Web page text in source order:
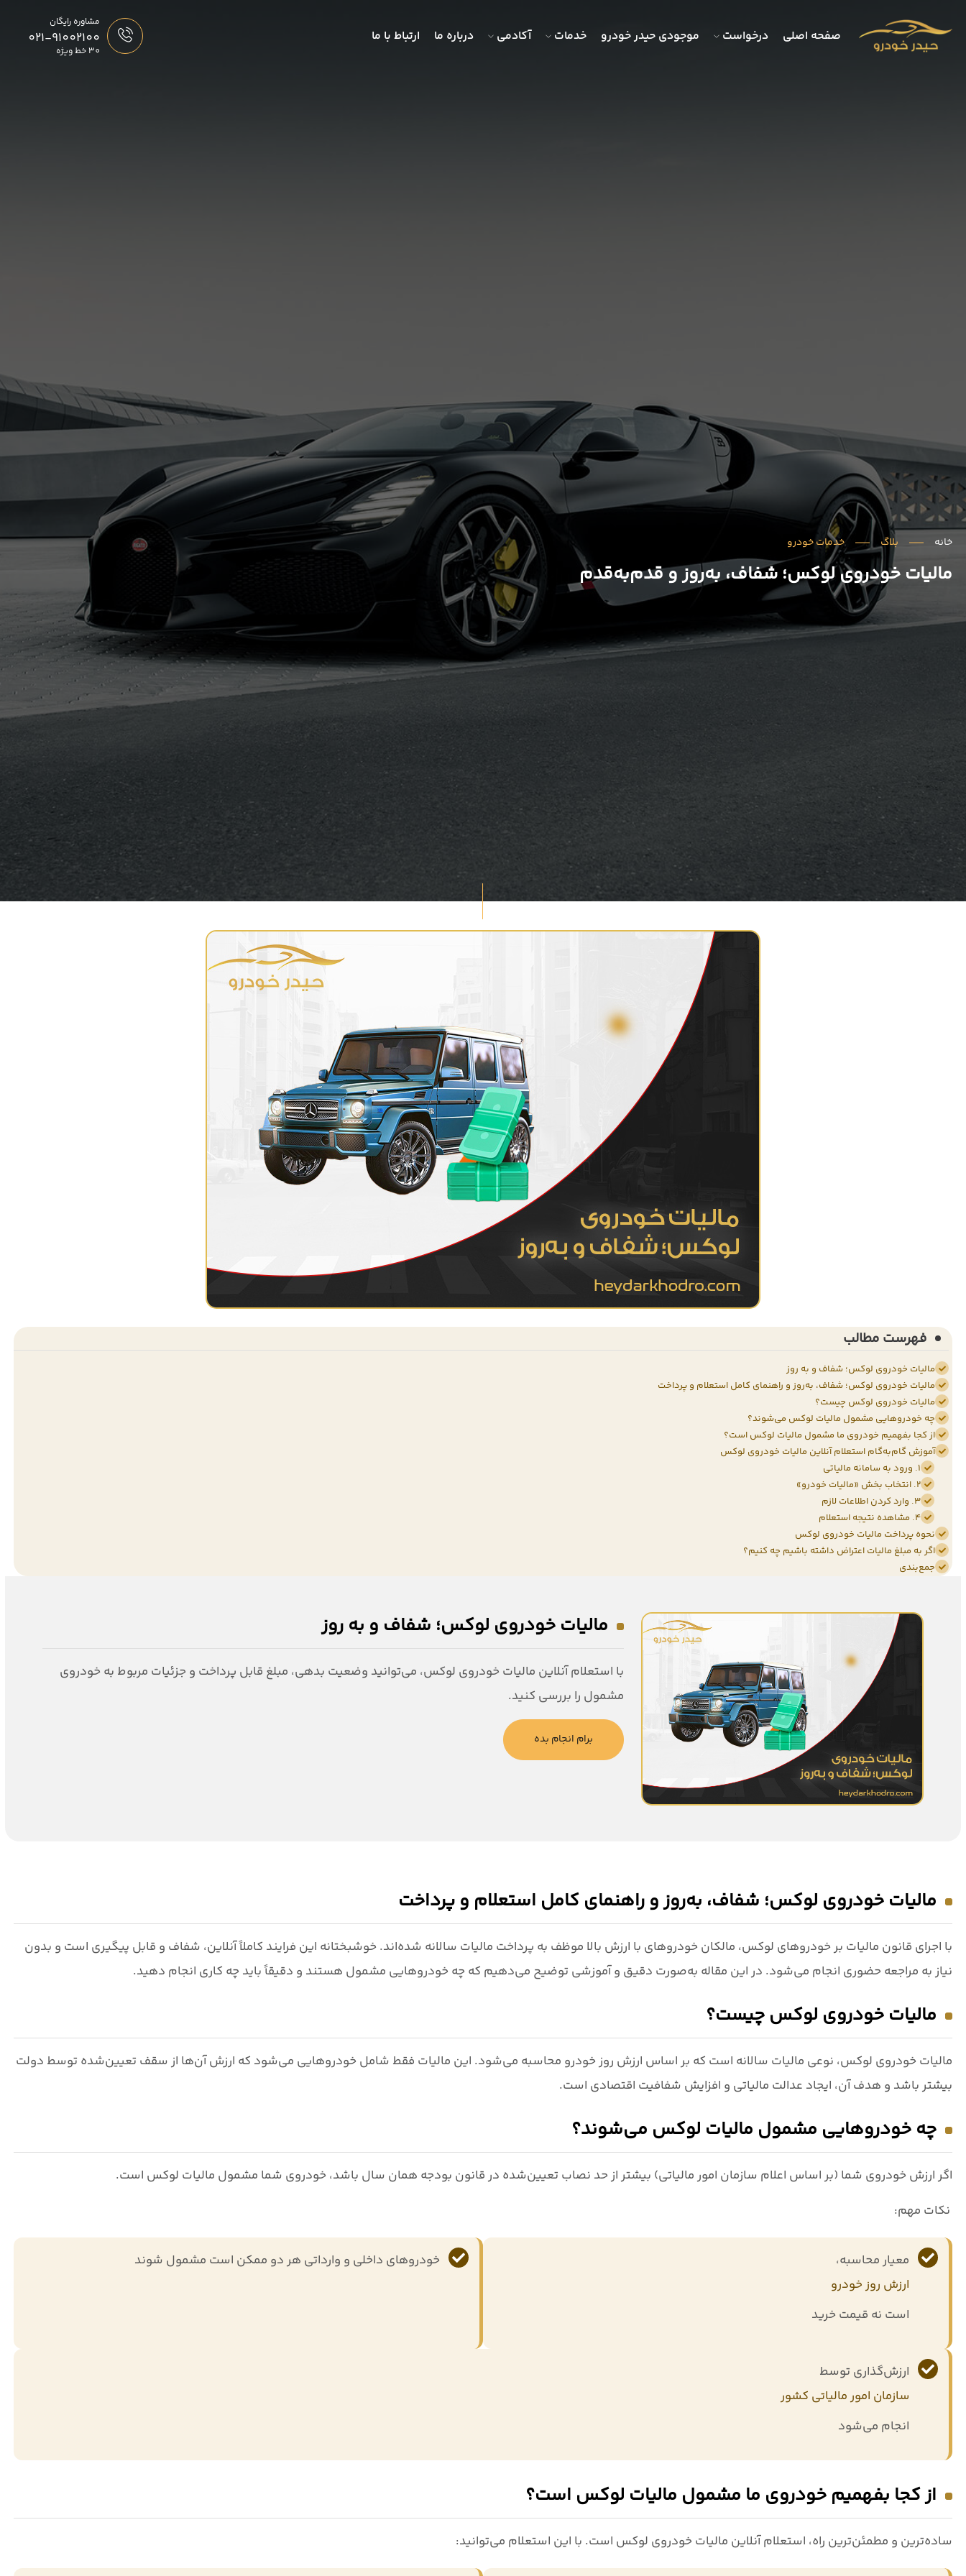
صفحه اصلی درخواست موجودی حیدر خودرو خدمات آکادمی درباره ما ارتباط با ما
مشاوره رایگان
021-91002100
30 خط ویژه
خانه بلاگ خدمات خودرو
مالیات خودروی لوکس؛ شفاف، به‌روز و قدم‌به‌قدم
فهرست مطالب
مالیات خودروی لوکس؛ شفاف و به روز
مالیات خودروی لوکس؛ شفاف، به‌روز و راهنمای کامل استعلام و پرداخت
مالیات خودروی لوکس چیست؟
چه خودروهایی مشمول مالیات لوکس می‌شوند؟
از کجا بفهمیم خودروی ما مشمول مالیات لوکس است؟
آموزش گام‌به‌گام استعلام آنلاین مالیات خودروی لوکس
۱. ورود به سامانه مالیاتی
۲. انتخاب بخش «مالیات خودرو»
۳. وارد کردن اطلاعات لازم
۴. مشاهده نتیجه استعلام
نحوه پرداخت مالیات خودروی لوکس
اگر به مبلغ مالیات اعتراض داشته باشیم چه کنیم؟
جمع‌بندی
مالیات خودروی لوکس؛ شفاف و به روز
با استعلام آنلاین مالیات خودروی لوکس، می‌توانید وضعیت بدهی، مبلغ قابل پرداخت و جزئیات مربوط به خودروی
مشمول را بررسی کنید.
برام انجام بده
مالیات خودروی لوکس؛ شفاف، به‌روز و راهنمای کامل استعلام و پرداخت
با اجرای قانون مالیات بر خودروهای لوکس، مالکان خودروهای با ارزش بالا موظف به پرداخت مالیات سالانه شده‌اند. خوشبختانه این فرایند کاملاًآنلاین، شفاف و قابل پیگیری است و بدون
نیاز به مراجعه حضوری انجام می‌شود. در این مقاله به‌صورت دقیق و آموزشی توضیح می‌دهیم کهچه خودروهایی مشمول هستند و دقیقاً باید چه کاری انجام دهید.
مالیات خودروی لوکس چیست؟
مالیات خودروی لوکس، نوعی مالیات سالانه است که بر اساس ارزش روز خودرو محاسبه می‌شود. این مالیات فقط شامل خودروهایی می‌شود که ارزش آن‌ها از سقف تعیین‌شده توسط دولت
بیشتر باشد و هدف آن، ایجاد عدالت مالیاتی و افزایش شفافیت اقتصادی است.
چه خودروهایی مشمول مالیات لوکس می‌شوند؟
اگر ارزش خودروی شما (بر اساس اعلام سازمان امور مالیاتی) بیشتر از حد نصاب تعیین‌شده در قانون بودجه همان سال باشد، خودروی شما مشمول مالیات لوکس است.
نکات مهم:
معیار محاسبه،
ارزش روز خودرو
است نه قیمت خرید
خودروهای داخلی و وارداتی هر دو ممکن است مشمول شوند
ارزش‌گذاری توسط
سازمان امور مالیاتی کشور
انجام می‌شود
از کجا بفهمیم خودروی ما مشمول مالیات لوکس است؟
ساده‌ترین و مطمئن‌ترین راه، استعلام آنلاین مالیات خودروی لوکس است. با این استعلام می‌توانید: